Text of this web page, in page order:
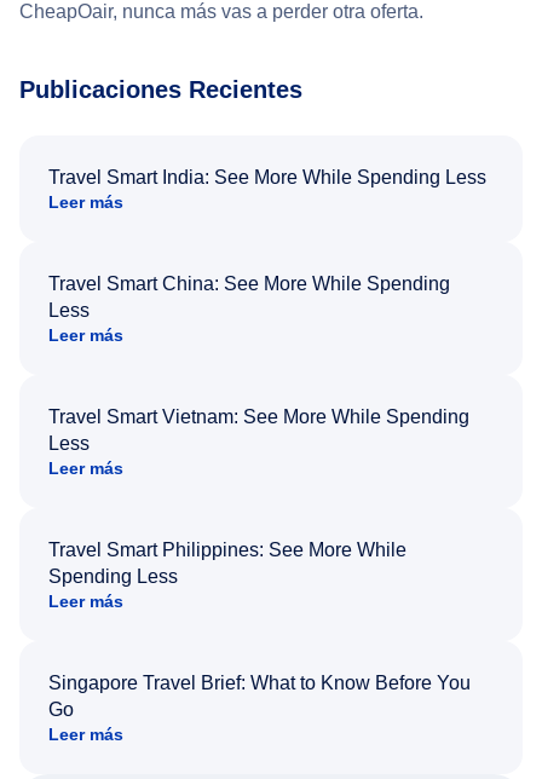
CheapOair, nunca más vas a perder otra oferta.
Publicaciones Recientes
Travel Smart India: See More While Spending Less
Leer más
Travel Smart China: See More While Spending
Less
Leer más
Travel Smart Vietnam: See More While Spending
Less
Leer más
Travel Smart Philippines: See More While
Spending Less
Leer más
Singapore Travel Brief: What to Know Before You
Go
Leer más